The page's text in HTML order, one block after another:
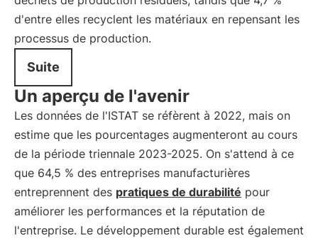
d'entre elles recyclent les matériaux en repensant les
processus de production.
Suite
Un aperçu de l'avenir
Les données de l'ISTAT se réfèrent à 2022, mais on
estime que les pourcentages augmenteront au cours
de la période triennale 2023-2025. On s'attend à ce
que 64,5 % des entreprises manufacturières
entreprennent des pratiques de durabilité pour
améliorer les performances et la réputation de
l'entreprise. Le développement durable est également